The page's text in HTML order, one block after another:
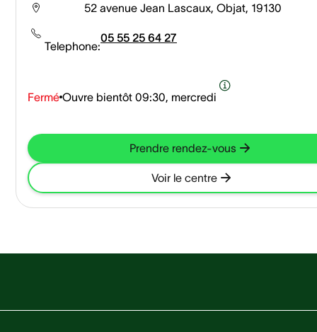
52 avenue Jean Lascaux, Objat, 19130
Telephone:
05 55 25 64 27
Fermé Ouvre bientôt 09:30, mercredi
Prendre rendez-vous
Voir le centre